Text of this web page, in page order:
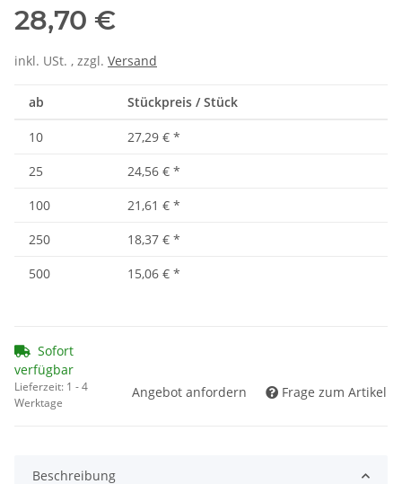
28,70 €
inkl. USt. , zzgl. Versand
ab Stückpreis / Stück
10 27,29 € *
25
24,56 € *
100
21,61 € *
250
18,37 € *
500
15,06 € *
Sofort
verfügbar
Lieferzeit: 1 - 4
Werktage
Angebot anfordern Frage zum Artikel
Beschreibung